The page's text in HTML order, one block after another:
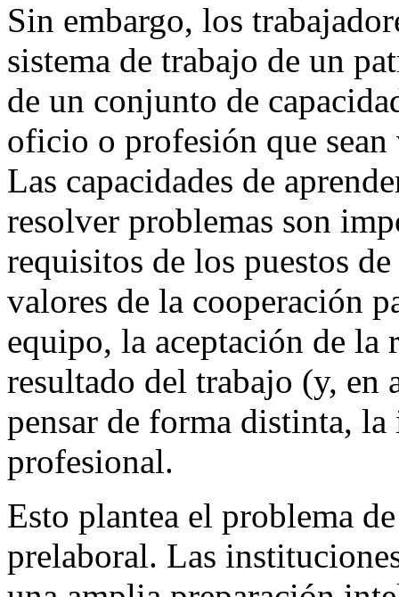
Sin embargo, los
sistema de trabajo de un
de un conjunto de
oficio o profesión que sean
Las capacidades de
resolver problemas son
requisitos de los puestos
valores de la cooperación
equipo, la aceptación de
resultado del trabajo (y, en
pensar de forma distinta,
profesional.
Esto plantea el problema
prelaboral. Las